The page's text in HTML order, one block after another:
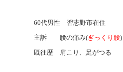
60代男性 習志野市在住
主訴 腰の痛み(ぎっくり腰)
既往歴 肩こり、足がつる